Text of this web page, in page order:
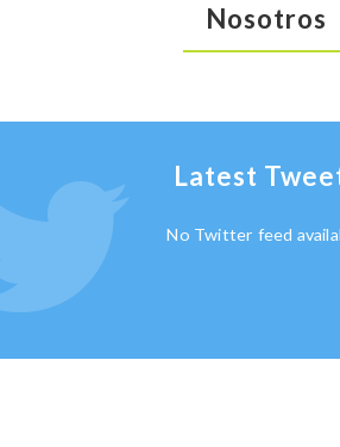
Nosotros
Latest
No Twitter feed